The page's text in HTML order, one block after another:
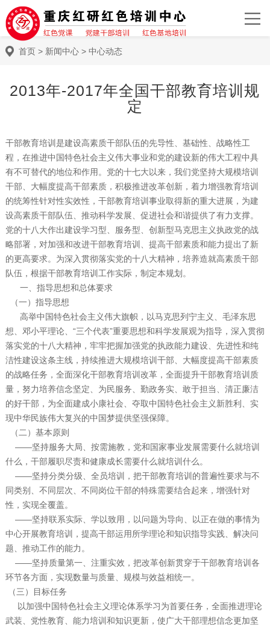
首页> 新闻中心> 中心动态
2013年-2017年全国干部教育培训规
定
干部教育培训是建设高素质干部队伍的先导性、基础性、战略性工
程，在推进中国特色社会主义伟大事业和党的建设新的伟大工程中具
有不可替代的地位和作用。党的十七大以来，我们党坚持大规模培训
干部、大幅度提高干部素质，积极推进改革创新，着力增强教育培训
的统筹性针对性实效性，干部教育培训事业取得新的重大进展，为建
设高素质干部队伍、推动科学发展、促进社会和谐提供了有力支撑。
党的十八大作出建设学习型、服务型、创新型马克思主义执政党的战
略部署，对加强和改进干部教育培训、提高干部素质和能力提出了新
的更高要求。为深入贯彻落实党的十八大精神，培养造就高素质干部
队伍，根据干部教育培训工作实际，制定本规划。
一、指导思想和总体要求
（一）指导思想
高举中国特色社会主义伟大旗帜，以马克思列宁主义、毛泽东思
想、邓小平理论、“三个代表”重要思想和科学发展观为指导，深入贯彻
落实党的十八大精神，牢牢把握加强党的执政能力建设、先进性和纯
洁性建设这条主线，持续推进大规模培训干部、大幅度提高干部素质
的战略任务，全面深化干部教育培训改革，全面提升干部教育培训质
量，努力培养信念坚定、为民服务、勤政务实、敢于担当、清正廉洁
的好干部，为全面建成小康社会、夺取中国特色社会主义新胜利、实
现中华民族伟大复兴的中国梦提供坚强保障。
（二）基本原则
——坚持服务大局、按需施教，党和国家事业发展需要什么就培训
什么，干部履职尽责和健康成长需要什么就培训什么。
——坚持分类分级、全员培训，把干部教育培训的普遍性要求与不
同类别、不同层次、不同岗位干部的特殊需要结合起来，增强针对
性，实现全覆盖。
——坚持联系实际、学以致用，以问题为导向、以正在做的事情为
中心开展教育培训，提高干部运用所学理论和知识指导实践、解决问
题、推动工作的能力。
——坚持质量第一、注重实效，把改革创新贯穿于干部教育培训各
环节各方面，实现数量与质量、规模与效益相统一。
（三）目标任务
以加强中国特色社会主义理论体系学习为首要任务，全面推进理论
武装、党性教育、能力培训和知识更新，使广大干部理想信念更加坚